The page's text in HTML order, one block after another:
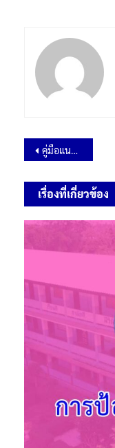
คู่มือแนวปฏิบัติการจัดการเรื่องร้องเรียนและการทุจริตมิชอบ
เรื่องที่เกี่ยวข้อง